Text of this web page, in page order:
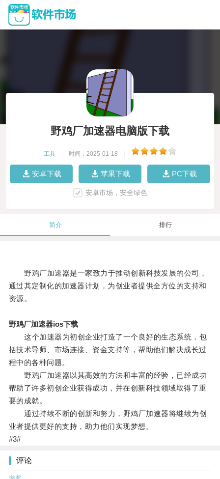
野鸡厂加速器电脑版下载
工具 时间：2025-01-18
安卓下载 苹果下载 PC下载
安卓市场，安全绿色
简介 排行
野鸡厂加速器是一家致力于推动创新科技发展的公司，
通过其定制化的加速器计划，为创业者提供全方位的支持和
资源。
野鸡厂加速器ios下载
这个加速器为初创企业打造了一个良好的生态系统，包
括技术导师、市场连接、资金支持等，帮助他们解决成长过
程中的各种问题。
野鸡厂加速器以其高效的方法和丰富的经验，已经成功
帮助了许多初创企业获得成功，并在创新科技领域取得了重
要的成就。
通过持续不断的创新和努力，野鸡厂加速器将继续为创
业者提供更好的支持，助力他们实现梦想。
#3#
评论